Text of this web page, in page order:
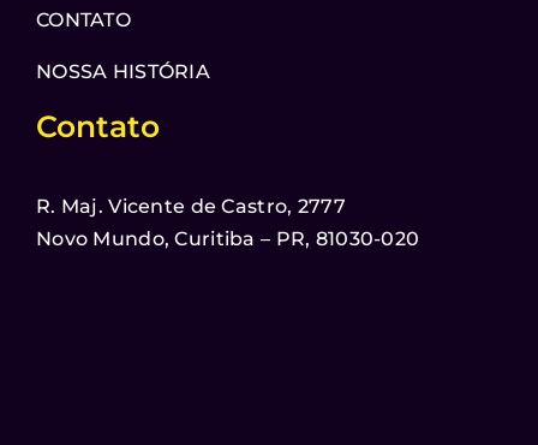
CONTATO
NOSSA HISTÓRIA
Contato
R. Maj. Vicente de Castro, 2777
Novo Mundo, Curitiba – PR, 81030-020